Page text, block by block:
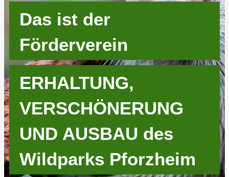
Das ist der
Förderverein
ERHALTUNG,
VERSCHÖNERUNG
UND AUSBAU des
Wildparks Pforzheim